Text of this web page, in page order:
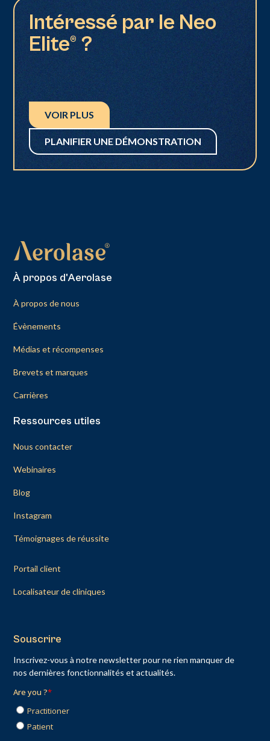
Intéressé par le Neo
Elite® ?
VOIR PLUS
PLANIFIER UNE DÉMONSTRATION
À propos d'Aerolase
À propos de nous
Évènements
Médias et récompenses
Brevets et marques
Carrières
Ressources utiles
Nous contacter
Webinaires
Blog
Instagram
Témoignages de réussite
Portail client
Localisateur de cliniques
Souscrire
Inscrivez-vous à notre newsletter pour ne rien manquer de
nos dernières fonctionnalités et actualités.